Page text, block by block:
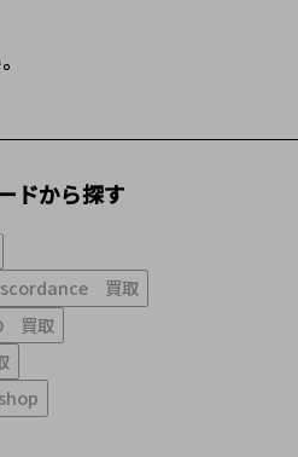
ドから探す
買取
買取